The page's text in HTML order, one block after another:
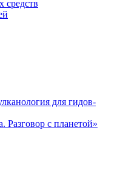
средств
для гидов-
Разговор с планетой»